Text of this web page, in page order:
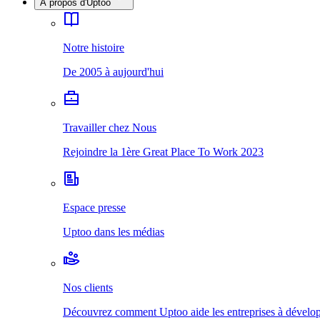
À propos d'Uptoo
Notre histoire
De 2005 à aujourd'hui
Travailler chez Nous
Rejoindre la 1ère Great Place To Work 2023
Espace presse
Uptoo dans les médias
Nos clients
Découvrez comment Uptoo aide les entreprises à